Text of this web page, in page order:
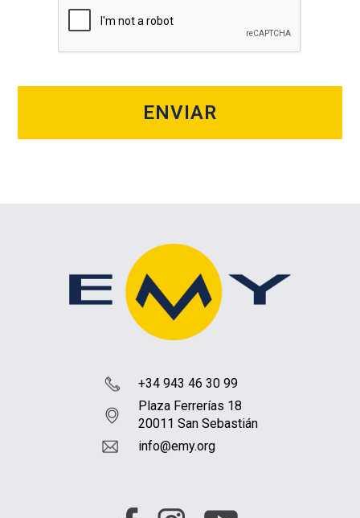
ENVIAR
+34 943 46 30 99
Plaza Ferrerías 18
20011 San Sebastián
info@emy.org